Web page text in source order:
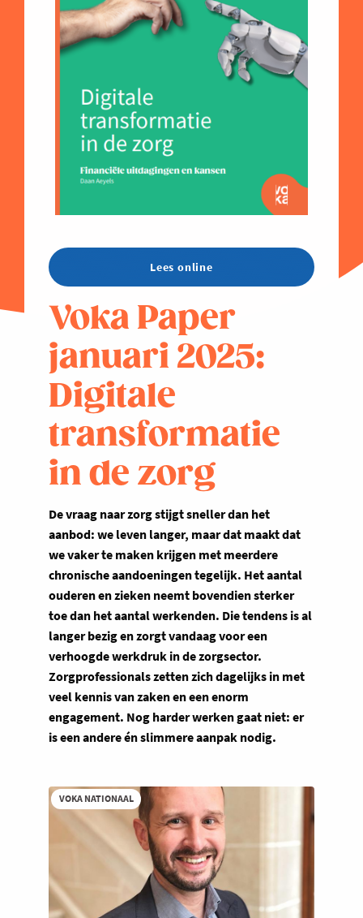
Lees online
Voka Paper
januari 2025:
Digitale
transformatie
in de zorg
De vraag naar zorg stijgt sneller dan het
aanbod: we leven langer, maar dat maakt dat
we vaker te maken krijgen met meerdere
chronische aandoeningen tegelijk. Het aantal
ouderen en zieken neemt bovendien sterker
toe dan het aantal werkenden. Die tendens is al
langer bezig en zorgt vandaag voor een
verhoogde werkdruk in de zorgsector.
Zorgprofessionals zetten zich dagelijks in met
veel kennis van zaken en een enorm
engagement. Nog harder werken gaat niet: er
is een andere én slimmere aanpak nodig.
VOKA NATIONAAL